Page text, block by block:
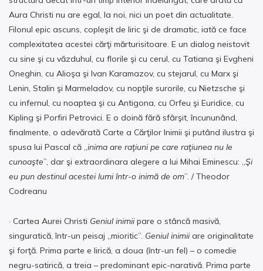
Aura Christi nu are egal, la noi, nici un poet din actualitate.
Filonul epic ascuns, copleşit de liric şi de dramatic, iată ce face
complexitatea acestei cărţi mărturisitoare. E un dialog neistovit
cu sine şi cu văzduhul, cu florile şi cu cerul, cu Tatiana şi Evgheni
Oneghin, cu Alioşa şi Ivan Karamazov, cu stejarul, cu Marx şi
Lenin, Stalin şi Marmeladov, cu nopţile surorile, cu Nietzsche şi
cu infernul, cu noaptea şi cu Antigona, cu Orfeu şi Euridice, cu
Kipling şi Porfiri Petrovici. E o doină fără sfârşit, încununând,
finalmente, o adevărată Carte a Cărţilor Inimii şi putând ilustra şi
spusa lui Pascal că „inima are raţiuni pe care raţiunea nu le
cunoaşte”, dar şi extraordinara alegere a lui Mihai Eminescu: „Şi
eu pun destinul acestei lumi într-o inimă de om”. / Theodor
Codreanu
· Cartea Aurei Christi Geniul inimiipare o stâncă masivă,
singuratică, într-un peisaj „mioritic”. Geniul inimiiare originalitate
şi forţă. Prima parte e lirică, a doua (într-un fel) – o comedie
negru-satirică, a treia – predominant epic-narativă. Prima parte